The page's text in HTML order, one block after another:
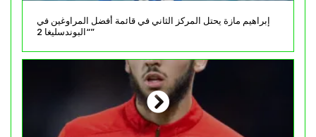
إبراهيم مازة يحتل المركز الثاني في قائمة أفضل المراوغين في
“البوندسليغا 2”